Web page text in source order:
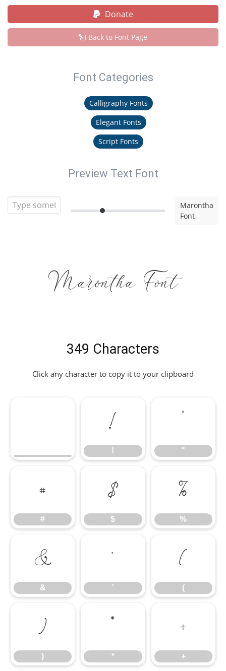
Donate
Back to Font Page
Font Categories
Calligraphy Fonts
Elegant Fonts
Script Fonts
Preview Text Font
Marontha
Font
Marontha Font
349 Characters
Click any character to copy it to your clipboard
!
!
"
"
#
#
$
$
%
%
&
&
'
'
(
(
)
)
*
*
+
+